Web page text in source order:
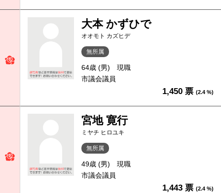
大本 かずひで
オオモト カズヒデ
無所属
64歳 (男)
現職
市議会議員
1,450 票 (2.4 %)
宮地 寛行
ミヤチ ヒロユキ
無所属
49歳 (男)
現職
市議会議員
1,443 票 (2.4 %)